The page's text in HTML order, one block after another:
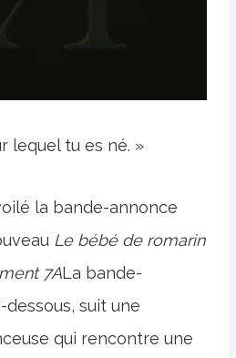
lequel tu es né. »
la bande-annonce
Le bébé de romarin
7ALa bande-
suit une
qui rencontre une